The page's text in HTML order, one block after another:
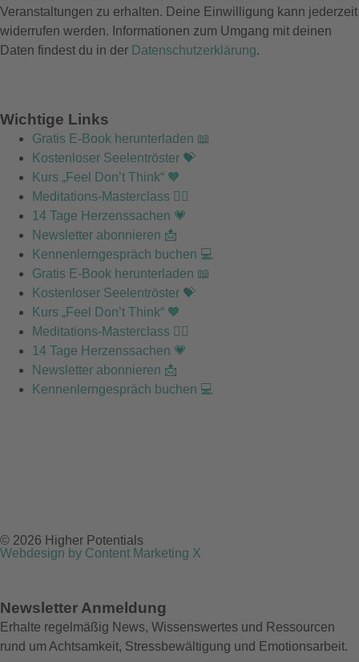
Veranstaltungen zu erhalten. Deine Einwilligung kann jederzeit
widerrufen werden. Informationen zum Umgang mit deinen
Daten findest du in der Datenschutzerklärung.
Wichtige Links
Gratis E-Book herunterladen 📖
Kostenloser Seelentröster 💝
Kurs „Feel Don’t Think“ 🧡
Meditations-Masterclass 🧘‍♂️
14 Tage Herzenssachen 💗
Newsletter abonnieren 📩
Kennenlerngespräch buchen 💻
Gratis E-Book herunterladen 📖
Kostenloser Seelentröster 💝
Kurs „Feel Don’t Think“ 🧡
Meditations-Masterclass 🧘‍♂️
14 Tage Herzenssachen 💗
Newsletter abonnieren 📩
Kennenlerngespräch buchen 💻
© 2026 Higher Potentials
Webdesign by Content Marketing X
Newsletter Anmeldung
Erhalte regelmäßig News, Wissenswertes und Ressourcen
rund um Achtsamkeit, Stressbewältigung und Emotionsarbeit.